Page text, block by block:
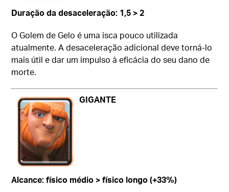
Duração da desaceleração: 1,5 > 2
O Golem de Gelo é uma isca pouco utilizada
atualmente. A desaceleração adicional deve torná-lo
mais útil e dar um impulso à eficácia do seu dano de
morte.
GIGANTE
Alcance: físico médio > físico longo (+33%)